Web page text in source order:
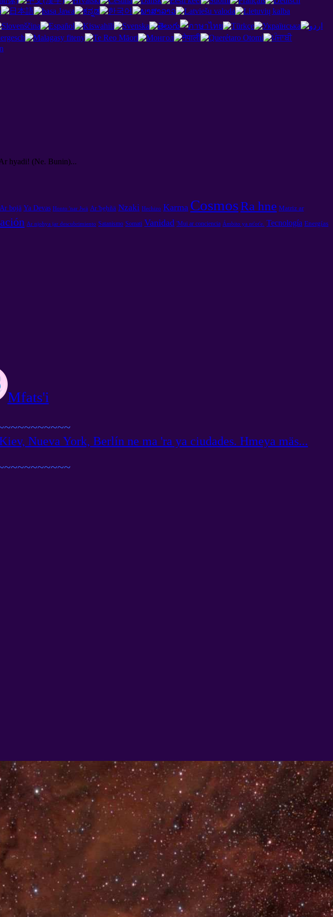
hyadi! (Ne. Bunin)...
Ar bojä Ya Devas Honto 'nar Jwä Ar 'be̲hñä Nzaki Hechizo Karma CosmosRa hne Matriz ar
Ar njohya jar descubrimiento Satanismo Somati Vanidad 'Mui ar conciencia Ámbito ya nt'ot'e. Tecnología Energías
Mfats'i
Nueva York, Berlín ne ma 'ra ya ciudades. Hmeya mäs...